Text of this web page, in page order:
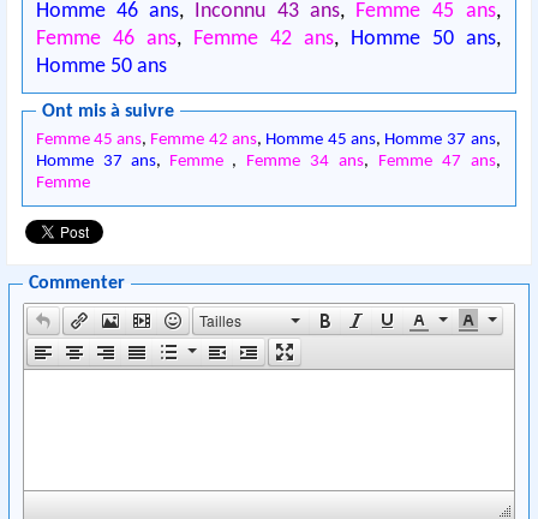
Homme 46 ans, Inconnu 43 ans, Femme 45 ans,
Femme 46 ans, Femme 42 ans, Homme 50 ans,
Homme 50 ans
Ont mis à suivre
Femme 45 ans, Femme 42 ans, Homme 45 ans, Homme 37 ans,
Homme 37 ans, Femme , Femme 34 ans, Femme 47 ans,
Femme
Commenter
Tailles